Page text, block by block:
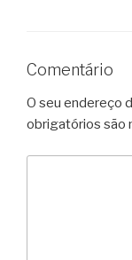
Comentário
O seu endereço
obrigatórios são